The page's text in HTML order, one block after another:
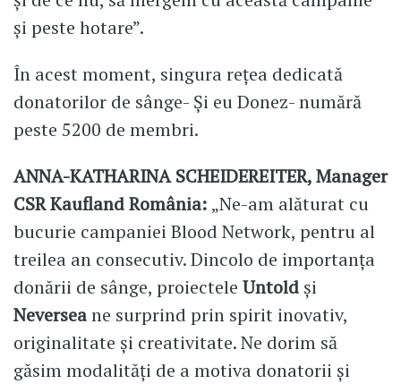
și peste hotare”.
În acest moment, singura rețea dedicată
donatorilor de sânge- Și eu Donez- numără
peste 5200 de membri.
ANNA-KATHARINA SCHEIDEREITER, Manager
CSR Kaufland România: „Ne-am alăturat cu
bucurie campaniei Blood Network, pentru al
treilea an consecutiv. Dincolo de importanța
donării de sânge, proiectele Untold și
Neverseane surprind prin spirit inovativ,
originalitate și creativitate. Ne dorim să
găsim modalități de a motiva donatorii și